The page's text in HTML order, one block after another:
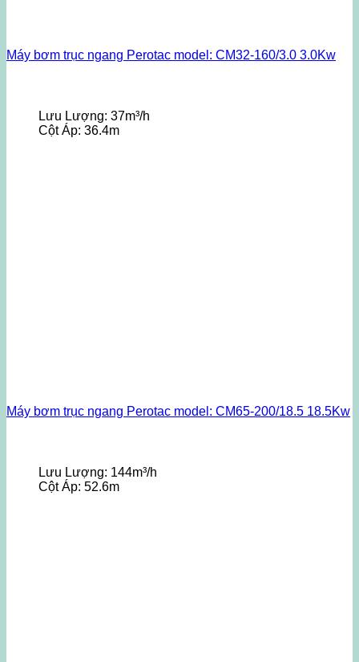
Máy bơm trục ngang Perotac model: CM32-160/3.0 3.0Kw
Lưu Lượng: 37m³/h
Cột Áp: 36.4m
Máy bơm trục ngang Perotac model: CM65-200/18.5 18.5Kw
Lưu Lượng: 144m³/h
Cột Áp: 52.6m